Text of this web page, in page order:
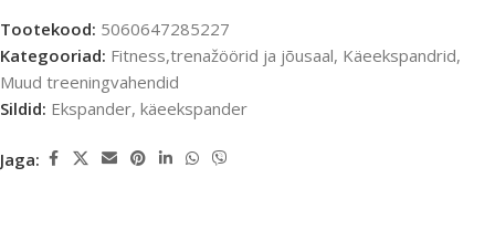
Tootekood: 5060647285227
Kategooriad: Fitness,trenažöörid ja jõusaal, Käeekspandrid,
Muud treeningvahendid
Sildid: Ekspander, käeekspander
Jaga: